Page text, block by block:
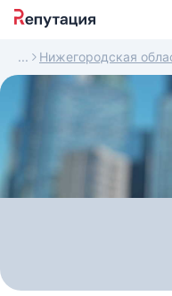
Нижегородская